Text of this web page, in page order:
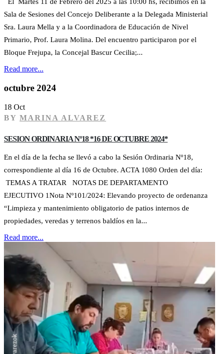
Sala de Sesiones del Concejo Deliberante a la Delegada Ministerial
Sra. Laura Mella y a la Coordinadora de Educación de Nivel
Primario, Prof. Laura Molina. Del encuentro participaron por el
Bloque Frejupa, la Concejal Bascur Cecilia;...
Read more...
octubre 2024
18 Oct
BY MARINA ALVAREZ
SESION ORDINARIA Nº18 *16 DE OCTUBRE 2024*
En el día de la fecha se llevó a cabo la Sesión Ordinaria Nº18,
correspondiente al día 16 de Octubre. ACTA 1080 Orden del día:
TEMAS A TRATAR NOTAS DE DEPARTAMENTO
EJECUTIVO 1Nota Nº101/2024: Elevando proyecto de ordenanza
“Limpieza y mantenimiento obligatorio de patios internos de
propiedades, veredas y terrenos baldíos en la...
Read more...